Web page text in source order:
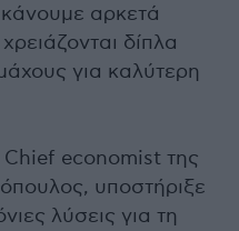
αρκετά
δίπλα
για καλύτερη
Chief economist της
υποστήριξε
λύσεις για τη